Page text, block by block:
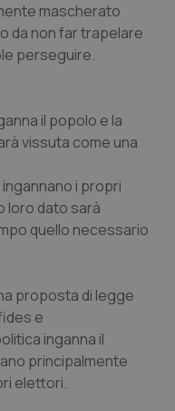
mascherato
da non far trapelare
perseguire.
il popolo e la
vissuta come una
i propri
loro dato sarà
quello necessario
proposta di legge
e
inganna il
principalmente
elettori.